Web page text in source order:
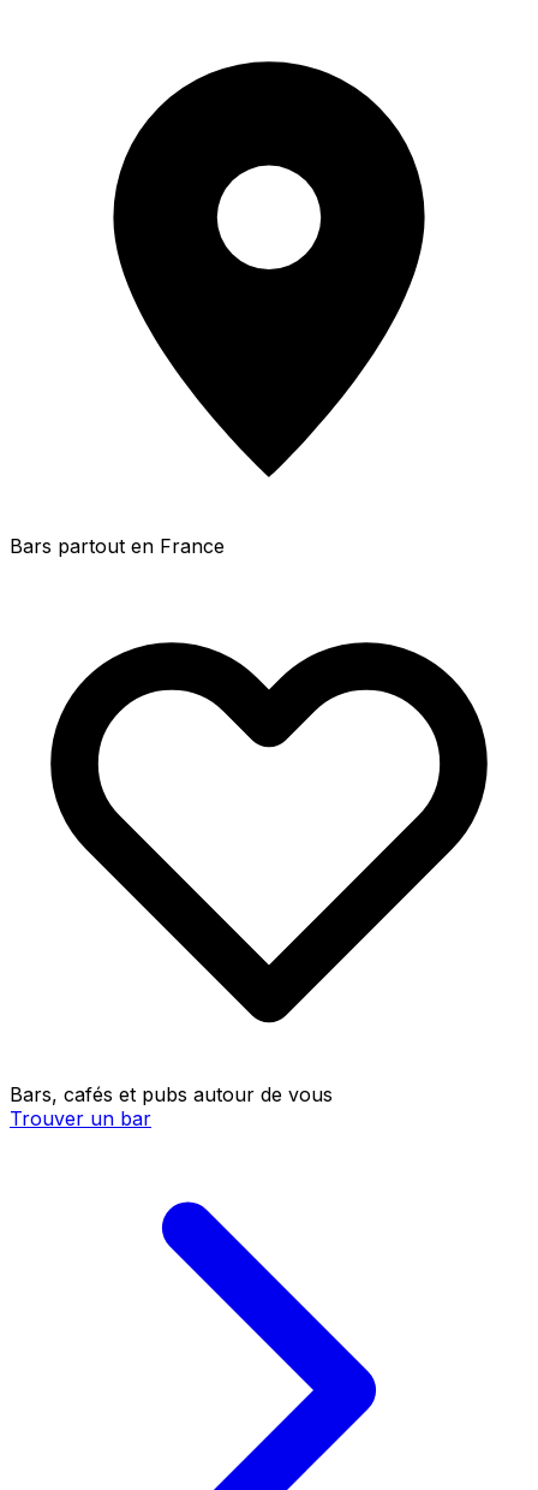
Bars partout en France
Bars, cafés et pubs autour de vous
Trouver un bar